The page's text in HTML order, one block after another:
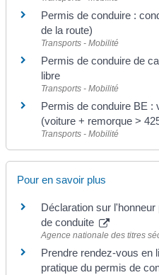
Permis de conduire :
de la route)
Transports - Mobilité
Permis de conduire de
libre
Transports - Mobilité
Permis de conduire BE :
(voiture + remorque >
Transports - Mobilité
Pour en savoir plus
Déclaration sur
de conduite
Agence nationale des titres
Prendre rendez-vous en
pratique du permis de